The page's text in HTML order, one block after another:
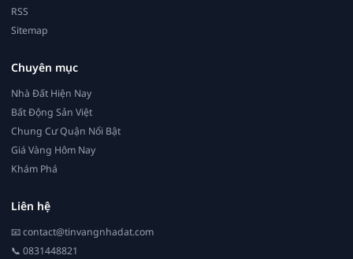
RSS
Sitemap
Chuyên mục
Nhà Đất Hiện Nay
Bất Động Sản Việt
Chung Cư Quận Nổi Bật
Giá Vàng Hôm Nay
Khám Phá
Liên hệ
📧contact@tinvangnhadat.com
📞 0831448821